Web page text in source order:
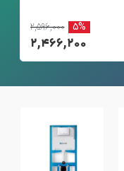
۲,۵۹۶,۰۰۰ ۵%
۲,۴۶۶,۲۰۰